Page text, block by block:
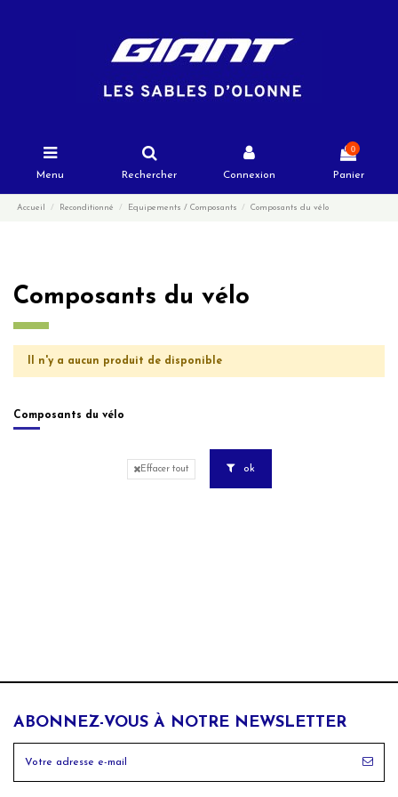
Menu Rechercher Connexion
0
Panier
Accueil Reconditionné Equipements / Composants Composants du vélo
Composants du vélo
Il n'y a aucun produit de disponible
Composants du vélo
Effacer tout ok
ABONNEZ-VOUS À NOTRE NEWSLETTER